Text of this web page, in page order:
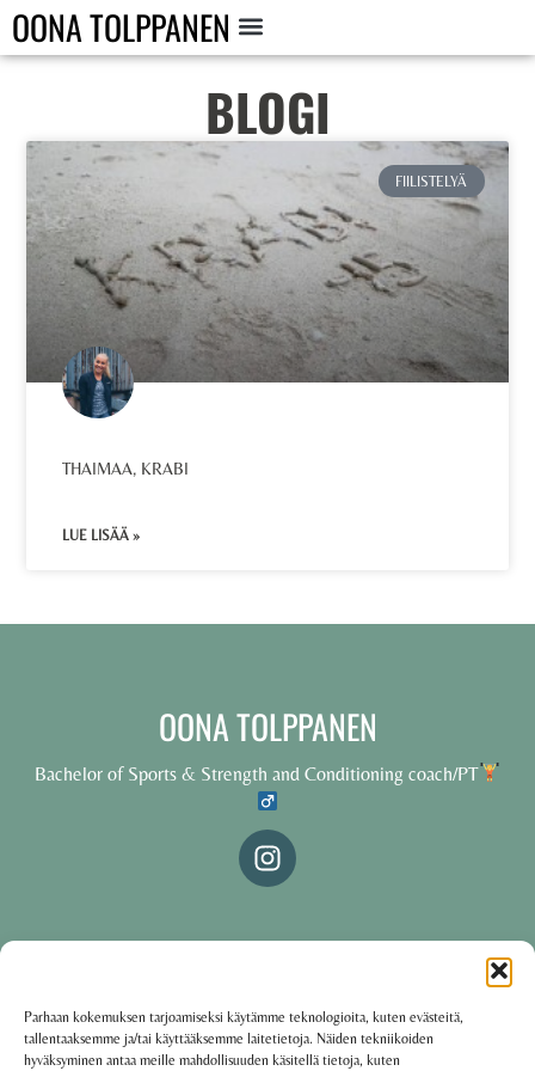
Parhaan kokemuksen tarjoamiseksi käytämme teknologioita, kuten evästeitä,
tallentaaksemme ja/tai käyttääksemme laitetietoja. Näiden tekniikoiden
hyväksyminen antaa meille mahdollisuuden käsitellä tietoja, kuten
OONA TOLPPANEN
BLOGI
FIILISTELYÄ
THAIMAA, KRABI
LUE LISÄÄ »
OONA TOLPPANEN
Bachelor of Sports & Strength and Conditioning coach/PT
Käyttöehdot·Tietosuojakäytäntö